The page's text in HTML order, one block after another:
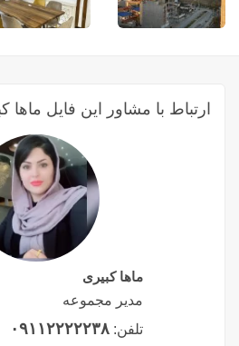
ارتباط با مشاور این فایل ماها
ماها کبیری
مدیر مجموعه
تلفن: ۰۹۱۱۲۲۲۲۲۳۸